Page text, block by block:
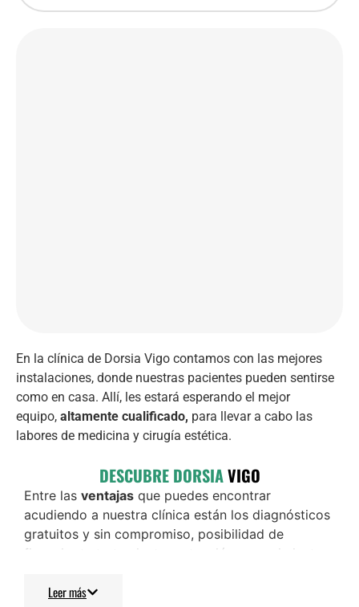
En la clínica de Dorsia Vigo contamos con las mejores
instalaciones, donde nuestras pacientes pueden sentirse
como en casa. Allí, les estará esperando el mejor
equipo, altamente cualificado, para llevar a cabo las
labores de medicina y cirugía estética.
DESCUBRE DORSIAVIGO
Entre las ventajas que puedes encontrar
acudiendo a nuestra clínica están los diagnósticos
gratuitos y sin compromiso, posibilidad de
financiar tu tratamiento y atención y seguimiento
Leer más